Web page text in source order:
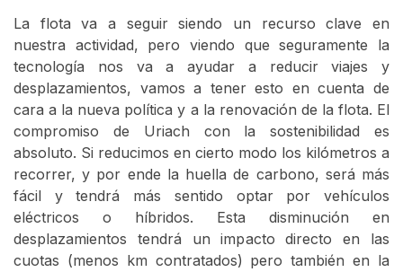
La flota va a seguir siendo un recurso clave en
nuestra actividad, pero viendo que seguramente la
tecnología nos va a ayudar a reducir viajes y
desplazamientos, vamos a tener esto en cuenta de
cara a la nueva política y a la renovación de la flota. El
compromiso de Uriach con la sostenibilidad es
absoluto. Si reducimos en cierto modo los kilómetros a
recorrer, y por ende la huella de carbono, será más
fácil y tendrá más sentido optar por vehículos
eléctricos o híbridos. Esta disminución en
desplazamientos tendrá un impacto directo en las
cuotas (menos km contratados) pero también en la